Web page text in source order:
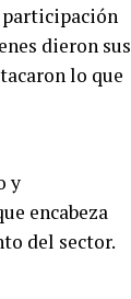
participación
dieron sus
lo que
y
encabeza
del sector.